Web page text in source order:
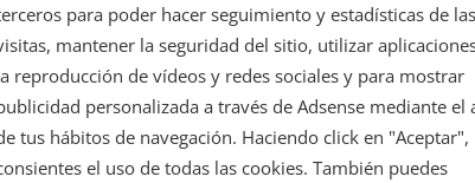
para poder hacer seguimiento y estadísticas de las
mantener la seguridad del sitio, utilizar
reproducción de vídeos y redes sociales y para mostrar
personalizada a través de Adsense mediante el
tus hábitos de navegación. Haciendo click en "Aceptar",
el uso de todas las cookies. También puedes